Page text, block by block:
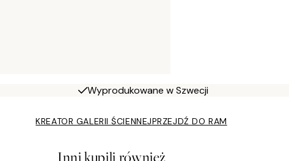
Wyprodukowane w Szwecji
KREATOR GALERII ŚCIENNEJPRZEJDŹ DO RAM